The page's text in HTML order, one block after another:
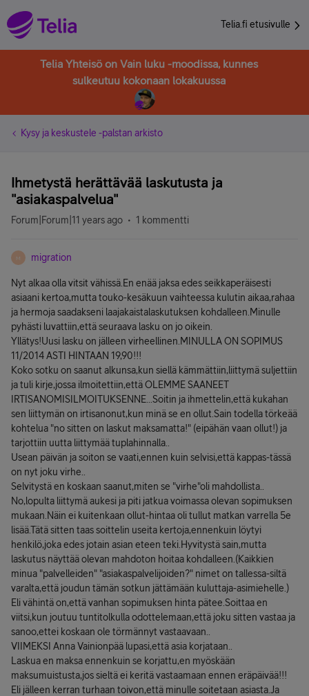
Telia.fi etusivulle
Telia Yhteisö on Vain luku -moodissa, kunnes
sulkeutuu kokonaan lokakuussa
Kysy ja keskustele -palstan arkisto
Ihmetystä herättävää laskutusta ja
"asiakaspalvelua"
Forum|Forum|11 years ago 1 kommentti
M migration
Nyt alkaa olla vitsit vähissä.En enää jaksa edes seikkaperäisesti
asiaani kertoa,mutta touko-kesäkuun vaihteessa kulutin aikaa,rahaa
ja hermoja saadakseni laajakaistalaskutuksen kohdalleen.Minulle
pyhästi luvattiin,että seuraava lasku on jo oikein.
Yllätys!Uusi lasku on jälleen virheellinen.MINULLA ON SOPIMUS
11/2014 ASTI HINTAAN 19,90!!!
Koko sotku on saanut alkunsa,kun siellä kämmättiin,liittymä suljettiin
ja tuli kirje,jossa ilmoitettiin,että OLEMME SAANEET
IRTISANOMISILMOITUKSENNE...Soitin ja ihmettelin,että kukahan
sen liittymän on irtisanonut,kun minä se en ollut.Sain todella törkeää
kohtelua "no sitten on laskut maksamatta!" (eipähän vaan ollut!) ja
tarjottiin uutta liittymää tuplahinnalla..
Usean päivän ja soiton se vaati,ennen kuin selvisi,että kappas-tässä
on nyt joku virhe..
Selvitystä en koskaan saanut,miten se "virhe"oli mahdollista..
No,lopulta liittymä aukesi ja piti jatkua voimassa olevan sopimuksen
mukaan.Näin ei kuitenkaan ollut-hintaa oli tullut matkan varrella 5e
lisää.Tätä sitten taas soittelin useita kertoja,ennenkuin löytyi
henkilö,joka edes jotain asian eteen teki.Hyvitystä sain,mutta
laskutus näyttää olevan mahdoton hoitaa kohdalleen.(Kaikkien
minua "palvelleiden" "asiakaspalvelijoiden?" nimet on tallessa-siltä
varalta,että joudun tämän sotkun jättämään kuluttaja-asimiehelle.)
Eli vähintä on,että vanhan sopimuksen hinta pätee.Soittaa en
viitsi,kun joutuu tuntitolkulla odottelemaan,että joku sitten vastaa ja
sanoo,ettei koskaan ole törmännyt vastaavaan..
VIIMEKSI Anna Vainionpää lupasi,että asia korjataan..
Laskua en maksa ennenkuin se korjattu,en myöskään
maksumuistusta,jos sieltä ei keritä vastaamaan ennen eräpäivää!!!
Eli jälleen kerran turhaan toivon,että minulle soitetaan asiasta.Ja